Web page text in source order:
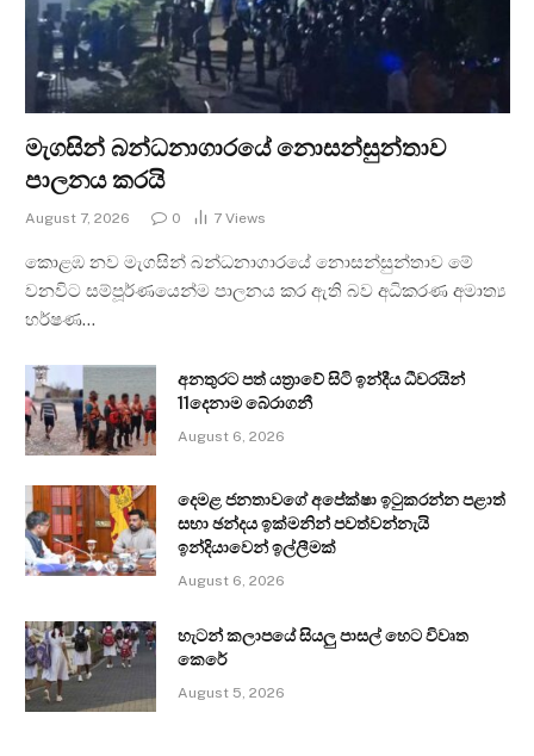
මැගසින් බන්ධනාගාරයේ නොසන්සුන්තාව
පාලනය කරයි
August 7, 2026 0 7 Views
කොළඹ නව මැගසින් බන්ධනාගාරයේ නොසන්සුන්තාව මේ
වනවිට සම්පූර්ණයෙන්ම පාලනය කර ඇති බව අධිකරණ අමාත්‍ය
හර්ෂණ…
අනතුරට පත් යත්‍රාවේ සිටි ඉන්දීය ධීවරයින්
11දෙනාම බේරාගනී
August 6, 2026
දෙමළ ජනතාවගේ අපේක්ෂා ඉටුකරන්න පළාත්
සභා ඡන්දය ඉක්මනින් පවත්වන්නැයි
ඉන්දියාවෙන් ඉල්ලීමක්
August 6, 2026
හැටන් කලාපයේ සියලු පාසල් හෙට විවෘත
කෙරේ
August 5, 2026